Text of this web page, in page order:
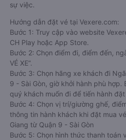
sự việc.
Hướng dẫn đặt vé tại Vexere.com:
Bước 1: Truy cập vào website
CH Play hoặc App Store.
Bước 2: Chọn điểm đi, điểm đến,
VÉ XE”.
Bước 3: Chọn hãng xe khách đi
9 - Sài Gòn, giờ khởi hành phù hợp.
quý khách muốn đi để tiến hành đặt
Bước 4: Chọn vị trí/giường ghế,
thông tin hành khách khi đặt mua
Giang từ Quận 9 - Sài Gòn
Bước 5: Chọn hình thức thanh toán